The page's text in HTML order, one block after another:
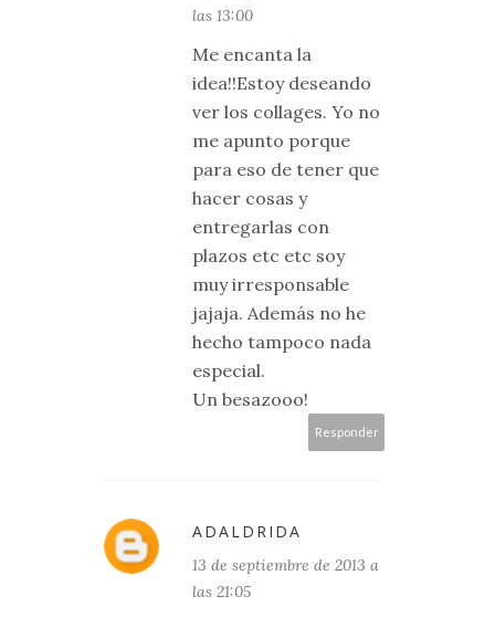
las 13:00
Me encanta la
idea!!Estoy deseando
ver los collages. Yo no
me apunto porque
para eso de tener que
hacer cosas y
entregarlas con
plazos etc etc soy
muy irresponsable
jajaja. Además no he
hecho tampoco nada
especial.
Un besazooo!
Responder
ADALDRIDA
13 de septiembre de 2013 a
las 21:05